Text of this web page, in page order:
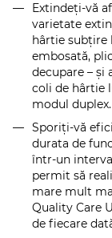
Extindeţi-vă
varietate
hârtie subţire
embosată,
decupare – şi
coli de hârtie
modul duplex.
Sporiţi-vă
durata de
într-un
permit să
mare mult
Quality Care
de fiecare